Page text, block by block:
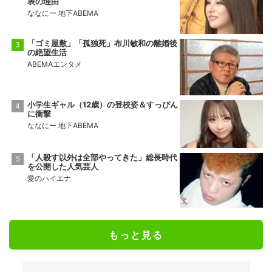
ななにー 地下ABEMA
「ゴミ屋敷」「孤独死」布川敏和の離婚後
の絶望生活
ABEMAエンタメ
小学生ギャル（12歳）の登校姿＆すっぴん
に衝撃
ななにー 地下ABEMA
「人殺す以外は全部やってきた」総長時代
を公開した人気芸人
愛のハイエナ
もっと見る